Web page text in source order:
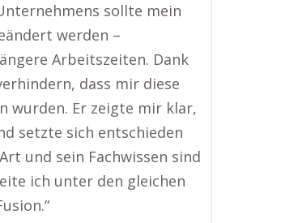
sollte mein
werden –
Arbeitszeiten. Dank
dass mir diese
wurden. Er zeigte mir klar,
setzte sich entschieden
und sein Fachwissen sind
ich unter den gleichen